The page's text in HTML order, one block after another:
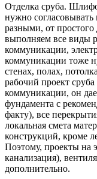
Отделка сруба.
нужно
разными, от
выполняем все виды
коммуникации,
коммуникации тоже
стенах, полах,
рабочий проект
коммуникации, он
фундамента с
факту), все
локальная смета
конструкций, кроме
Поэтому, проекты на
канализация),
дополнительно.